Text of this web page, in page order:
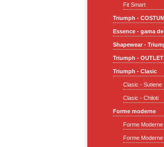
Fit Smart
Triumph -
Essence - gama
Shapewear -
Triumph - OUTLET
Triumph - Clasic
Clasic - Sutiene
Clasic - Chiloti
Forme moderne
Forme
Forme Moderne